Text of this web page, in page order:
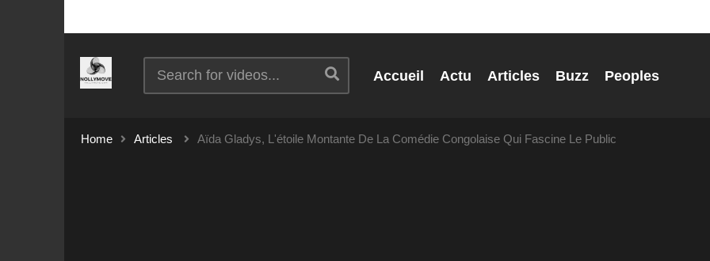
Accueil Actu Articles Buzz Peoples
Home Articles Aïda Gladys, L'étoile Montante De La Comédie Congolaise Qui Fascine Le Public